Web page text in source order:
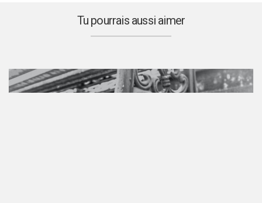
Tu pourrais aussi aimer